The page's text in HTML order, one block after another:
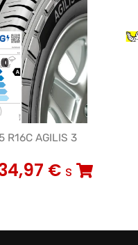
AGILIS 3
€ s